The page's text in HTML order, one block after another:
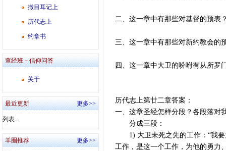
撒目耳记上
历代志上
约拿书
查经班－信仰问答
关于
最近更新 更多>>
列表...
羊圈推荐 更多>>
二、这一章中有那些对基督的预表
三、这一章中有那些对新约教会的
四、这一章中大卫的吩咐有从所罗
历代志上第廿二章答案：
一、这章圣经怎样分段？各段落对
分成三段：
1) 大卫未死之先的工作：“我要
工作，是这一个工作，为他的勇力